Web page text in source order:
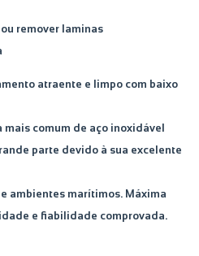
remover laminas
atraente e limpo com baixo
comum de aço inoxidável
parte devido à sua excelente
ambientes marítimos. Máxima
e fiabilidade comprovada.